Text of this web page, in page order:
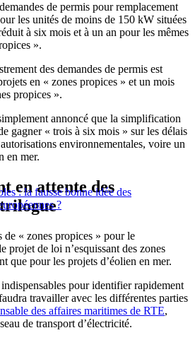
de permis pour remplacement
les unités de moins de 150 kW situées
à six mois et à un an pour les mêmes
».
des demandes de permis est
en « zones propices » et un mois
propices ».
annoncé que la simplification
gagner « trois à six mois » sur les délais
environnementales, voire un
en mer.
: la fausse bonne idée des
?
en attente des
« zones propices » pour le
projet de loi n’esquissant des zones
que pour les projets d’éolien en mer.
pour identifier rapidement
travailler avec les différentes parties
des affaires maritimes de RTE,
de transport d’électricité.